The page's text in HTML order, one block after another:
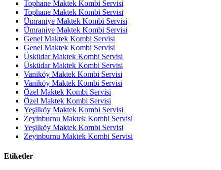
Tophane Maktek Kombi Servisi
Tophane Maktek Kombi Servisi
Ümraniye Maktek Kombi Servisi
Ümraniye Maktek Kombi Servisi
Genel Maktek Kombi Servisi
Genel Maktek Kombi Servisi
Üsküdar Maktek Kombi Servisi
Üsküdar Maktek Kombi Servisi
Vaniköy Maktek Kombi Servisi
Vaniköy Maktek Kombi Servisi
Özel Maktek Kombi Servisi
Özel Maktek Kombi Servisi
Yeşilköy Maktek Kombi Servisi
Zeyinburnu Maktek Kombi Servisi
Yeşilköy Maktek Kombi Servisi
Zeyinburnu Maktek Kombi Servisi
Etiketler